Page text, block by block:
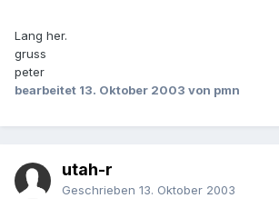
Lang her.
gruss
peter
bearbeitet 13. Oktober 2003 von pmn
utah-r
Geschrieben 13. Oktober 2003